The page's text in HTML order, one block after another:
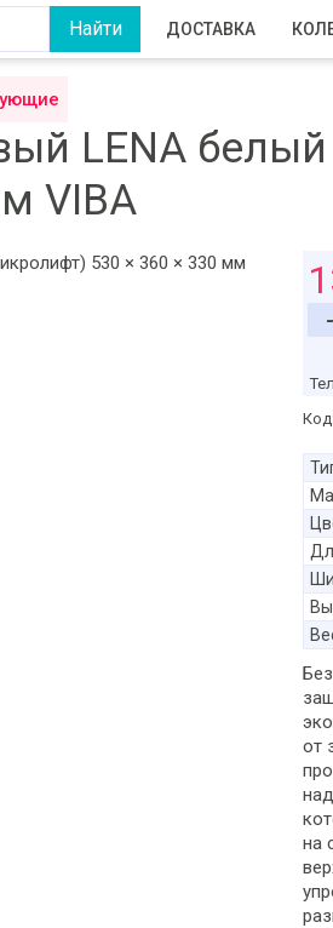
ДОСТАВКА
LENA
VIBA
-
от
на